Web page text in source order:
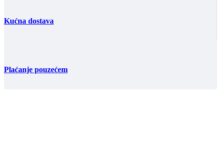
Kućna dostava
Plaćanje pouzećem